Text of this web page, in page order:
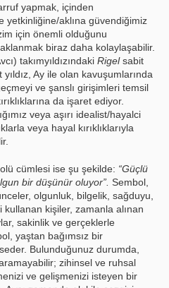
yapmak, içinden
yetkinliğine/aklına güvendiğimiz
için önemli olduğunu
biraz daha kolaylaşabilir.
takımyıldızındaki Rigelsabit
Ay ile olan kavuşumlarında
ve şanslı girişimleri temsil
da işaret ediyor.
veya aşırı idealist/hayalci
veya hayal kırıklıklarıyla
cümlesi ise şu şekilde: “Güçlü
bir düşünür oluyor”. Sembol,
olgunluk, bilgelik, sağduyu,
kişiler, zamanla alınan
sakinlik ve gerçeklerle
yaştan bağımsız bir
Bulunduğunuz durumda,
zihinsel ve ruhsal
ve gelişmenizi isteyen bir